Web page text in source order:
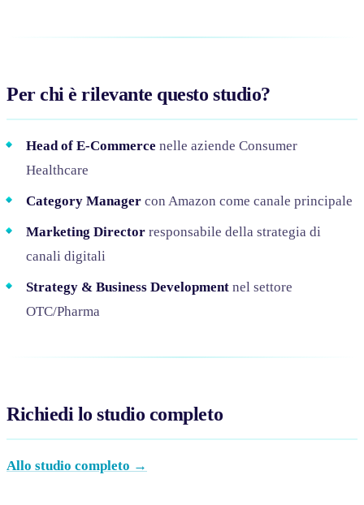
Per chi è rilevante questo studio?
Head of E-Commerce nelle aziende Consumer
Healthcare
Category Manager con Amazon come canale principale
Marketing Director responsabile della strategia di
canali digitali
Strategy & Business Development nel settore
OTC/Pharma
Richiedi lo studio completo
Allo studio completo →